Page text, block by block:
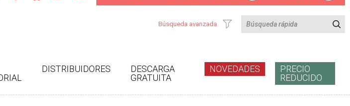
Búsqueda avanzada
DISTRIBUIDORES
DESCARGA
GRATUITA
NOVEDADES
PRECIO
REDUCIDO